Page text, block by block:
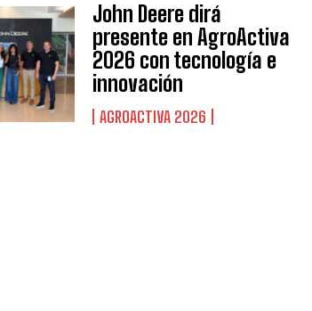
John Deere dirá
presente en AgroActiva
2026 con tecnología e
innovación
AGROACTIVA 2026